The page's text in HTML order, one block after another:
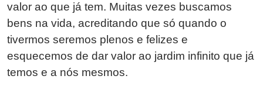
valor ao que já tem. Muitas vezes buscamos
bens na vida, acreditando que só quando o
tivermos seremos plenos e felizes e
esquecemos de dar valor ao jardim infinito que já
temos e a nós mesmos.